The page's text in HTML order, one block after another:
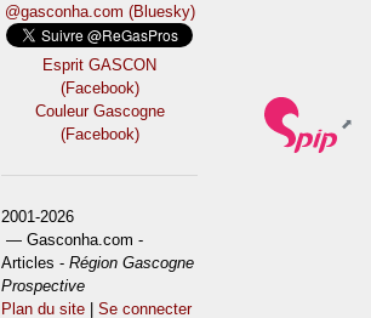
@gasconha.com (Bluesky)
Esprit GASCON
(Facebook)
Couleur Gascogne
(Facebook)
2001-2026
— Gasconha.com -
Articles -Région Gascogne
Prospective
Plan du site |Se connecter